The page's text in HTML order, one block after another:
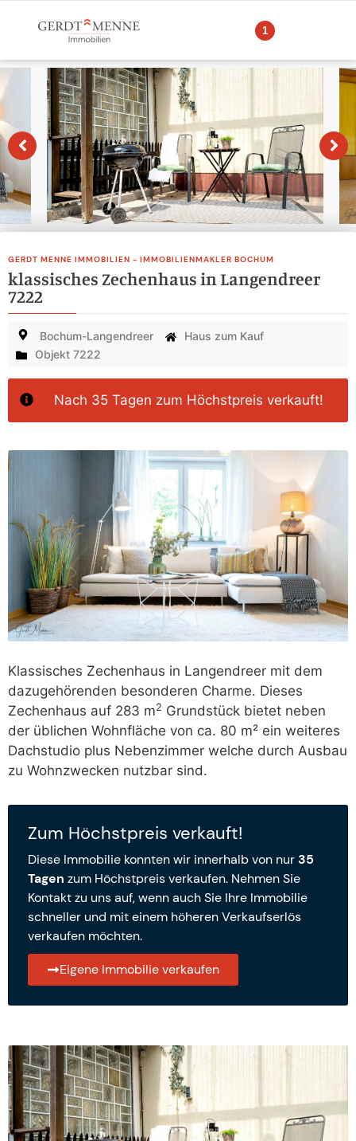
1
GERDT MENNE IMMOBILIEN - IMMOBILIENMAKLER BOCHUM
klassisches Zechenhaus in Langendreer
7222
Bochum-Langendreer
Haus zum Kauf
Objekt 7222
Nach 35 Tagen zum Höchstpreis verkauft!
Klassisches Zechenhaus in Langendreer mit dem
dazugehörenden besonderen Charme. Dieses
Zechenhaus auf 283 m2 Grundstück bietet neben
der üblichen Wohnfläche von ca. 80 m² ein weiteres
Dachstudio plus Nebenzimmer welche durch Ausbau
zu Wohnzwecken nutzbar sind.
Zum Höchstpreis verkauft!
Diese Immobilie konnten wir innerhalb von nur35
Tagen zum Höchstpreis verkaufen. Nehmen Sie
Kontakt zu uns auf, wenn auch Sie Ihre Immobilie
schneller und mit einem höheren Verkaufserlös
verkaufen möchten.
Eigene Immobilie verkaufen